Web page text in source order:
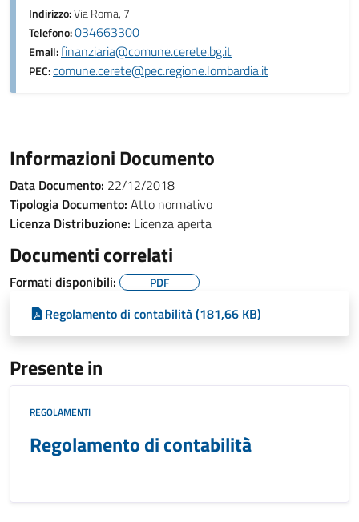
Indirizzo:Via Roma, 7
Telefono:034663300
Email:finanziaria@comune.cerete.bg.it
PEC:comune.cerete@pec.regione.lombardia.it
Informazioni Documento
Data Documento: 22/12/2018
Tipologia Documento: Atto normativo
Licenza Distribuzione: Licenza aperta
Documenti correlati
Formati disponibili: PDF
Regolamento di contabilità (181,66 KB)
Presente in
REGOLAMENTI
Regolamento di contabilità